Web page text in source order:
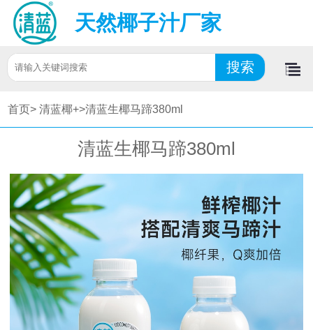
天然椰子汁厂家
首页> 清蓝椰+>清蓝生椰马蹄380ml
清蓝生椰马蹄380ml